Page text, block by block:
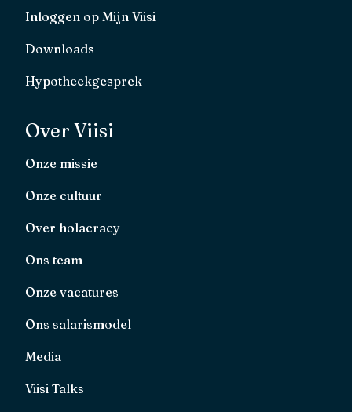
Inloggen op Mijn Viisi
Downloads
Hypotheekgesprek
Over Viisi
Onze missie
Onze cultuur
Over holacracy
Ons team
Onze vacatures
Ons salarismodel
Media
Viisi Talks